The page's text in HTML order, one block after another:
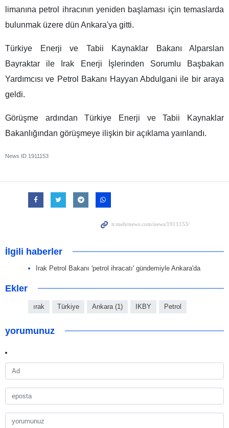
limanına petrol ihracının yeniden başlaması için temaslarda
bulunmak üzere dün Ankara'ya gitti.
Türkiye Enerji ve Tabii Kaynaklar Bakanı Alparslan
Bayraktar ile Irak Enerji İşlerinden Sorumlu Başbakan
Yardımcısı ve Petrol Bakanı Hayyan Abdulgani ile bir araya
geldi.
Görüşme ardından Türkiye Enerji ve Tabii Kaynaklar
Bakanlığından görüşmeye ilişkin bir açıklama yaınlandı.
News ID 1911153
İlgili haberler
Irak Petrol Bakanı 'petrol ihracatı' gündemiyle Ankara'da
Ekler
ırak Türkiye Ankara (1) IKBY Petrol
yorumunuz